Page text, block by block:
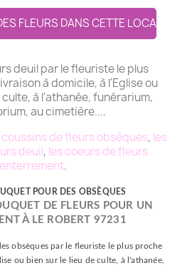
FLEURS DANS CETTE LOCALITE
deuil par le fleuriste le plus
à domicile, à l'Eglise ou
à l'athanée, funérarium,
au cimetière....
coussins de fleurs obsèques, les
deuil, les coeurs de fleurs
enterrement.
POUR DES OBSÈQUES
DE FLEURS POUR UN
À LE ROBERT 97231
obsèques par le fleuriste le plus proche
ou bien sur le lieu de culte, à l'athanée,